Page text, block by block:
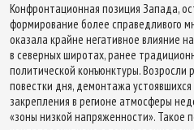
Конфронтационная позиция Запада,
формирование более справедливого
оказала крайне негативное влияние
в северных широтах, ранее
политической конъюнктуры. Возросли
повестки дня, демонтажа
закрепления в регионе атмосферы
«зоны низкой напряженности». Такое